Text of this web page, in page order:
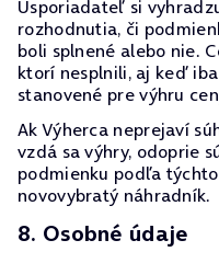
Usporiadateľ si
rozhodnutia, či
boli splnené alebo nie.
ktorí nesplnili, aj keď
stanovené pre výhru
Ak Výherca neprejaví
vzdá sa výhry, odoprie
podmienku podľa
novovybratý náhradník.
8. Osobné údaje